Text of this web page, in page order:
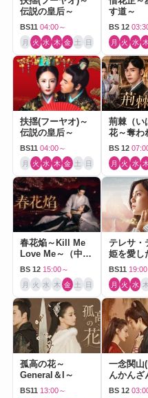
伝説の皇后～
BS11 04:00～
月 火 水 木 金 土 日
す道～
BS 12
月 火 水
扶揺(フーヤオ)～
伝説の皇后～
BS11 04:00～
月 火 水 木 金 土 日
荊棘（い
花～奪わ
（中国ド
BS 12
月 火 水
春花焔～Kill Me
Love Me～（中国
ドラマ）
BS 12 15:00～
月 火 水 木 金 土 日
テレサ・
姫を愛し
BS11 19:00
月 火 水 木
孤高の花～
General＆I～
BS11 13:00～
一念関山
んかんざ
Journey
BS 12